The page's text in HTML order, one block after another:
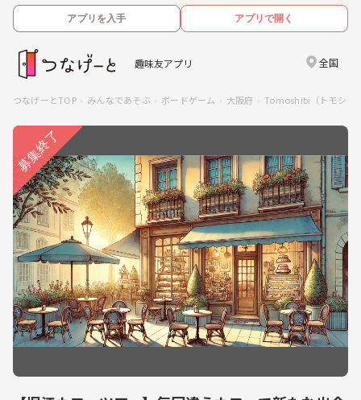
アプリを入手 アプリで開く
趣味友アプリ 全国
つなげーとTOP みんなであそぶ ボードゲーム 大阪府 Tomoshibi（トモシビ